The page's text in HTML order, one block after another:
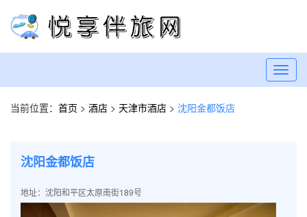
当前位置： 首页 > 酒店 > 天津市酒店 > 沈阳金都饭店
沈阳金都饭店
地址：沈阳和平区太原南街189号